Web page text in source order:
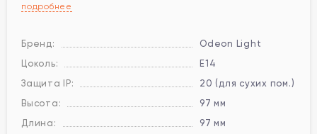
подробнее
Бренд:
Odeon Light
Цоколь:
E14
Защита IP:
20 (для сухих пом.)
Высота:
97 мм
Длина:
97 мм